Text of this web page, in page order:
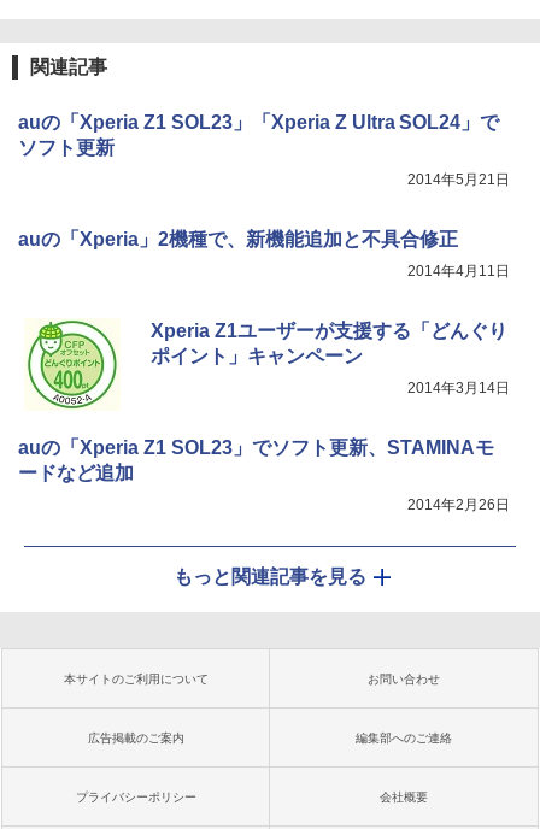
関連記事
auの「Xperia Z1 SOL23」「Xperia Z Ultra SOL24」で
ソフト更新
2014年5月21日
auの「Xperia」2機種で、新機能追加と不具合修正
2014年4月11日
Xperia Z1ユーザーが支援する「どんぐり
ポイント」キャンペーン
2014年3月14日
auの「Xperia Z1 SOL23」でソフト更新、STAMINAモ
ードなど追加
2014年2月26日
もっと関連記事を見る
本サイトのご利用について お問い合わせ
広告掲載のご案内 編集部へのご連絡
プライバシーポリシー 会社概要